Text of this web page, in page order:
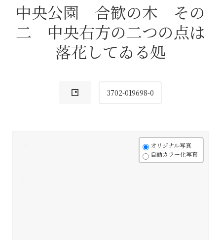
中央公園 合歓の木 その
二 中央右方の二つの点は
落花してゐる処
3702-019698-0
オリジナル写真
自動カラー化写真